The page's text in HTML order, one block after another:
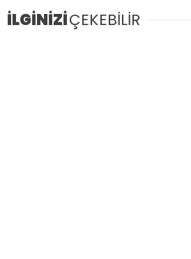
İLGİNİZİÇEKEBİLİR